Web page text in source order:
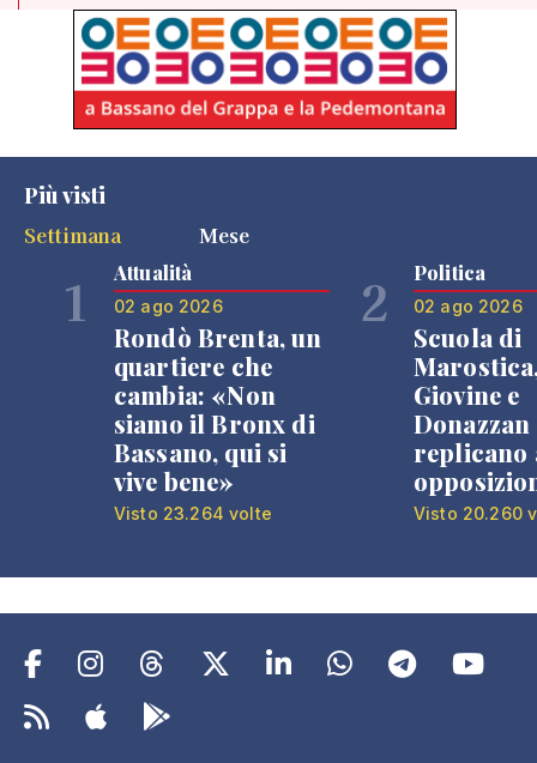
Più visti
Settimana
Mese
1 Attualità
02 ago 2026
Rondò Brenta, un
quartiere che
cambia: «Non
siamo il Bronx di
Bassano, qui si
vive bene»
Visto 23.264 volte
2 Politica
02 ago 2026
Scuola di
Giovine e
Donazzan
replicano
Visto 20.260